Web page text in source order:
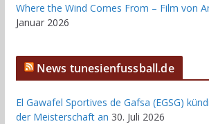
Where the Wind Comes From – Film von
Januar 2026
News tunesienfussball.de
El Gawafel Sportives de Gafsa (EGSG)
der Meisterschaft an 30. Juli 2026